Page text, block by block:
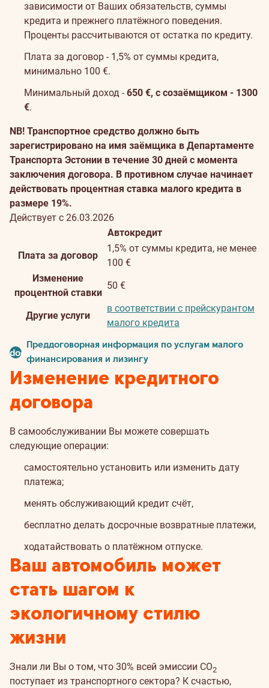
зависимости от Ваших обязательств, суммы
кредита и прежнего платёжного поведения.
Проценты рассчитываются от остатка по кредиту.
Плата за договор - 1,5% от суммы кредита,
минимально 100 €.
Минимальный доход - 650 €, с созаёмщиком - 1300
€.
NB! Транспортное средство должно быть
зарегистрировано на имя заёмщика в Департаменте
Транспорта Эстонии в течение 30 дней с момента
заключения договора. В противном случае начинает
действовать процентная ставка малого кредита в
размере 19%.
Действует с 26.03.2026
Автокредит
Плата за договор
1,5% от суммы кредита, не менее
100 €
Изменение
процентной ставки
50 €
Другие услуги
в соответствии с прейскурантом
малого кредита
document
Преддоговорная информация по услугам малого
финансирования и лизингу
Изменение кредитного
договора
В самообслуживании Вы можете совершать
следующие операции:
самостоятельно установить или изменить дату
платежа;
менять обслуживающий кредит счёт,
бесплатно делать досрочные возвратные платежи,
ходатайствовать о платёжном отпуске.
Ваш автомобиль может
стать шагом к
экологичному стилю
жизни
Знали ли Вы о том, что 30% всей эмиссии CO2
поступает из транспортного сектора? К счастью,